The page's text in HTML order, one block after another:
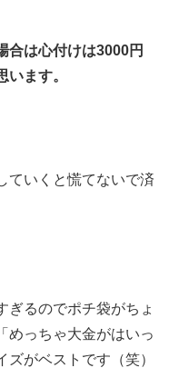
合は心付けは3000円
ます。
ていくと慌てないで済
ぎるのでポチ袋がちょ
めっちゃ大金がはいっ
がベストです（笑）